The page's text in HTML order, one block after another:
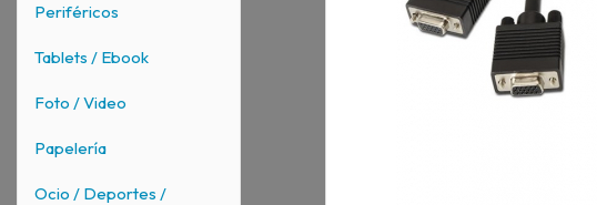
Periféricos
Tablets / Ebook
Foto / Video
Papelería
Ocio / Deportes /